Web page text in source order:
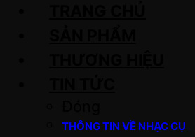
THÔNG TIN VỀ NHẠC CỤ